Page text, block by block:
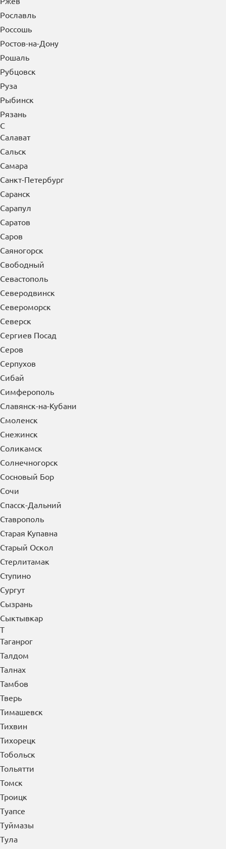
Рославль
Россошь
Ростов-на-Дону
Рошаль
Рубцовск
Руза
Рыбинск
Рязань
С
Салават
Сальск
Самара
Санкт-Петербург
Саранск
Сарапул
Саратов
Саров
Саяногорск
Свободный
Севастополь
Северодвинск
Североморск
Северск
Сергиев Посад
Серов
Серпухов
Сибай
Симферополь
Славянск-на-Кубани
Смоленск
Снежинск
Соликамск
Солнечногорск
Сосновый Бор
Сочи
Спасск-Дальний
Ставрополь
Старая Купавна
Старый Оскол
Стерлитамак
Ступино
Сургут
Сызрань
Сыктывкар
Т
Таганрог
Талдом
Талнах
Тамбов
Тверь
Тимашевск
Тихвин
Тихорецк
Тобольск
Тольятти
Томск
Троицк
Туапсе
Туймазы
Тула